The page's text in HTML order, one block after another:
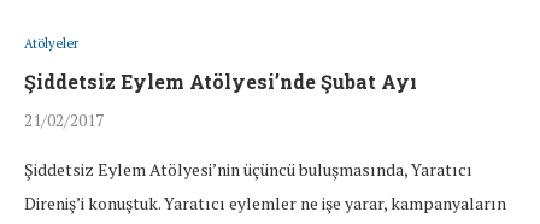
Atölyeler
Şiddetsiz Eylem Atölyesi’nde Şubat Ayı
21/02/2017
Şiddetsiz Eylem Atölyesi’nin üçüncü buluşmasında, Yaratıcı
Direniş’i konuştuk. Yaratıcı eylemler ne işe yarar, kampanyaların